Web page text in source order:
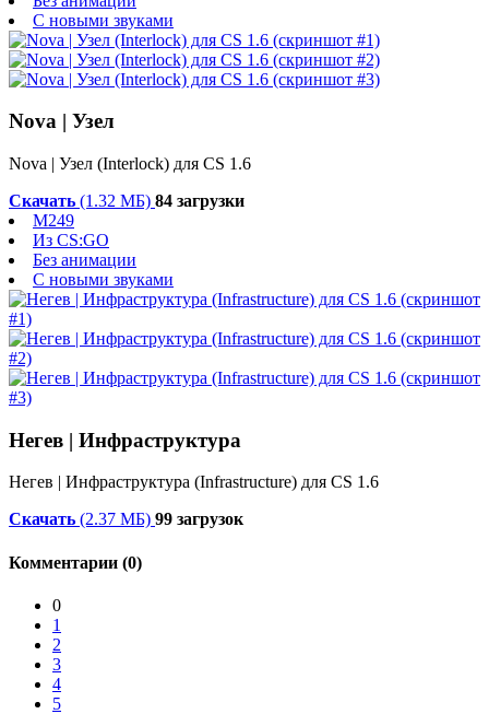
С новыми звуками
Nova | Узел
Nova | Узел (Interlock) для CS 1.6
Скачать (1.32 МБ) 84 загрузки
M249
Из CS:GO
Без анимации
С новыми звуками
Негев | Инфраструктура
Негев | Инфраструктура (Infrastructure) для CS 1.6
Скачать (2.37 МБ) 99 загрузок
Комментарии (0)
0
1
2
3
4
5